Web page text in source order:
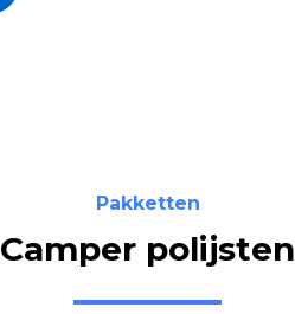
Pakketten
Camper polijsten